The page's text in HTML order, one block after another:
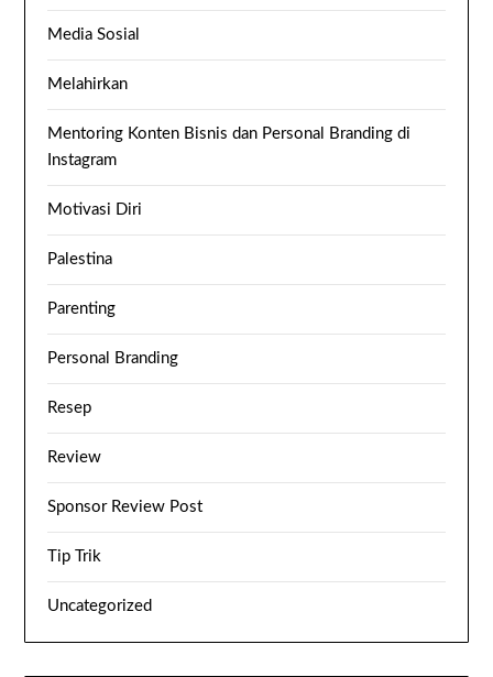
Media Sosial
Melahirkan
Mentoring Konten Bisnis dan Personal Branding di
Instagram
Motivasi Diri
Palestina
Parenting
Personal Branding
Resep
Review
Sponsor Review Post
Tip Trik
Uncategorized